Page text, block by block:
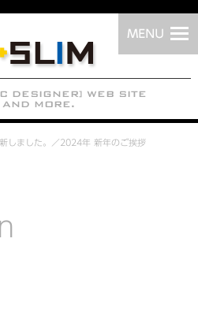
しました。／2024年 新年のご挨拶